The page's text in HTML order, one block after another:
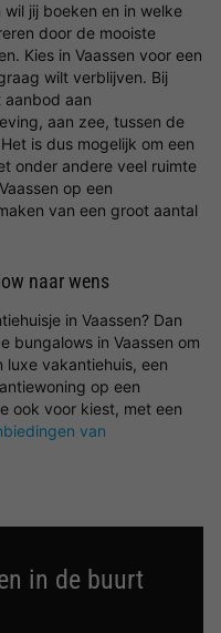
jij boeken en in welke
door de mooiste
Kies in Vaassen voor een
wilt verblijven. Bij
aanbod aan
aan zee, tussen de
is dus mogelijk om een
onder andere veel ruimte
op een
van een groot aantal
naar wens
in Vaassen? Dan
bungalows in Vaassen om
luxe vakantiehuis, een
op een
ook voor kiest, met een
van
in de buurt